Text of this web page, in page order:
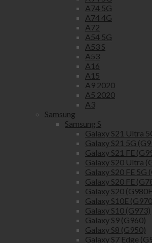
A74 5G
A74 4G
A72
A54 5G
A53 S
A53
A16
A15
A9 2020
A5 2020
A3
Samsung
Samsung S
Galaxy S21 Ultra
Galaxy S21 5G
Galaxy S21 FE
Galaxy S20 Ultra
Galaxy S20 FE 5G
Galaxy S20 FE
Galaxy S20
Galaxy S10E
Galaxy S10 (G973)
Galaxy S9 (G960)
Galaxy S8 (G950)
Galaxy S7 Edge